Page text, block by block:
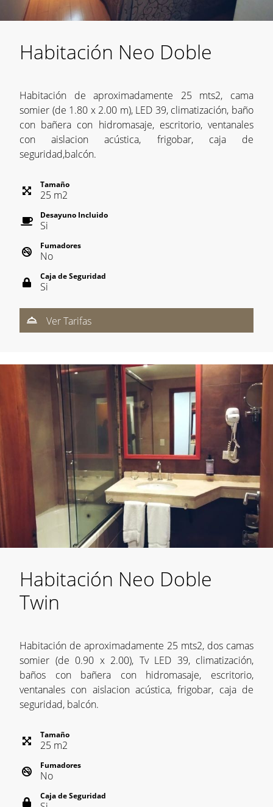
Habitación Neo Doble
Habitación de aproximadamente 25 mts2, cama
somier (de 1.80 x 2.00 m), LED 39, climatización, baño
con bañera con hidromasaje, escritorio, ventanales
con aislacion acústica, frigobar, caja de
seguridad,balcón.
Tamaño
25 m2
Desayuno Incluido
Si
Fumadores
No
Caja de Seguridad
Si
Ver Tarifas
Habitación Neo Doble
Twin
Habitación de aproximadamente 25 mts2, dos camas
somier (de 0.90 x 2.00), Tv LED 39, climatización,
baños con bañera con hidromasaje, escritorio,
ventanales con aislacion acústica, frigobar, caja de
seguridad, balcón.
Tamaño
25 m2
Fumadores
No
Caja de Seguridad